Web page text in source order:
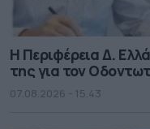
Η Περιφέρεια Δ.
της για τον
07.08.2026 - 15.43